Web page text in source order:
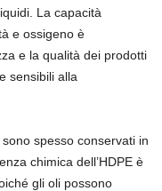
La capacità
e ossigeno è
e la qualità dei prodotti
sensibili alla
spesso conservati in
chimica dell’HDPE è
gli oli possono